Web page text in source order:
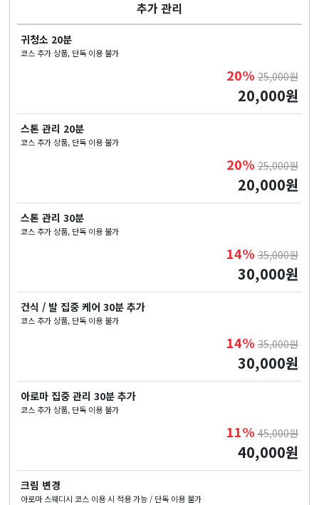
추가 관리
귀청소 20분
코스 추가 상품, 단독 이용 불가
20% 25,000원
20,000원
스톤 관리 20분
코스 추가 상품, 단독 이용 불가
20% 25,000원
20,000원
스톤 관리 30분
코스 추가 상품, 단독 이용 불가
14% 35,000원
30,000원
건식 / 발 집중 케어 30분 추가
코스 추가 상품, 단독 이용 불가
14% 35,000원
30,000원
아로마 집중 관리 30분 추가
코스 추가 상품, 단독 이용 불가
11% 45,000원
40,000원
크림 변경
아로마 스웨디시 코스 이용 시 적용 가능 / 단독 이용 불가